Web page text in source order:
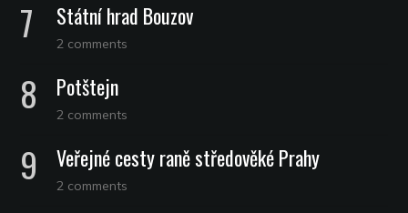
Státní hrad Bouzov
2 comments
Potštejn
2 comments
Veřejné cesty raně středověké Prahy
2 comments